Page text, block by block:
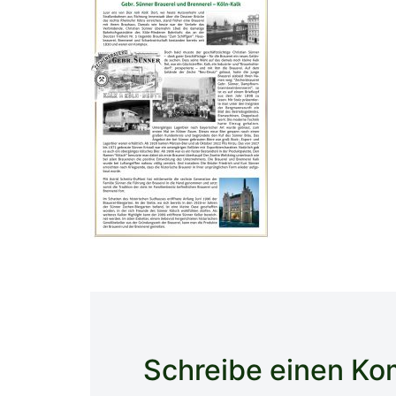
Schreibe einen